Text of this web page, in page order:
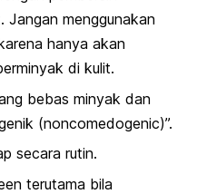
Jangan menggunakan
hanya akan
di kulit.
bebas minyak dan
(noncomedogenic)”.
secara rutin.
terutama bila